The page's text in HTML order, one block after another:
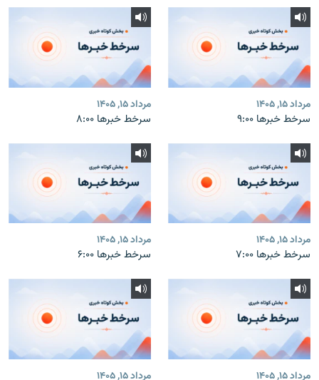
مرداد ۱۵, ۱۴۰۵
سرخط خبرها ۹:۰۰
مرداد ۱۵, ۱۴۰۵
سرخط خبرها ۸:۰۰
مرداد ۱۵, ۱۴۰۵
سرخط خبرها ۷:۰۰
مرداد ۱۵, ۱۴۰۵
سرخط خبرها ۶:۰۰
مرداد ۱۵, ۱۴۰۵ مرداد ۱۵, ۱۴۰۵